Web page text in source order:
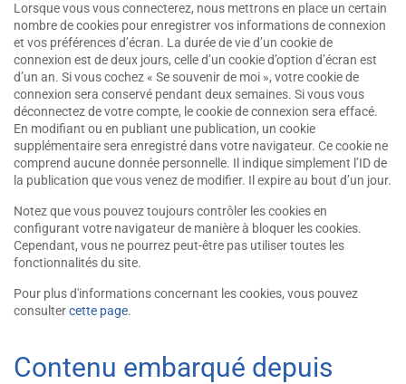
Lorsque vous vous connecterez, nous mettrons en place un certain
nombre de cookies pour enregistrer vos informations de connexion
et vos préférences d’écran. La durée de vie d’un cookie de
connexion est de deux jours, celle d’un cookie d’option d’écran est
d’un an. Si vous cochez « Se souvenir de moi », votre cookie de
connexion sera conservé pendant deux semaines. Si vous vous
déconnectez de votre compte, le cookie de connexion sera effacé.
En modifiant ou en publiant une publication, un cookie
supplémentaire sera enregistré dans votre navigateur. Ce cookie ne
comprend aucune donnée personnelle. Il indique simplement l’ID de
la publication que vous venez de modifier. Il expire au bout d’un jour.
Notez que vous pouvez toujours contrôler les cookies en
configurant votre navigateur de manière à bloquer les cookies.
Cependant, vous ne pourrez peut-être pas utiliser toutes les
fonctionnalités du site.
Pour plus d'informations concernant les cookies, vous pouvez
consultercette page.
Contenu embarqué depuis